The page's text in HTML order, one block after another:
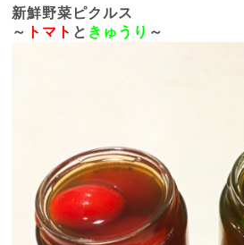
新鮮野菜ピクルス
～ トマト と きゅうり ～